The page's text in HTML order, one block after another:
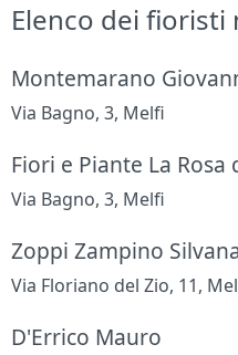
Elenco dei fioristi
Montemarano
Via Bagno, 3, Melfi
Fiori e Piante La Rosa
Via Bagno, 3, Melfi
Zoppi Zampino
Via Floriano del Zio, 11,
D'Errico Mauro